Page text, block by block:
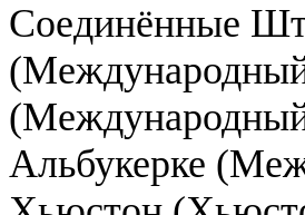
Соединённые
Альбукерке